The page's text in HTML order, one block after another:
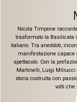
Carolina Rey firma
di vita, raccontando
scelte imposte dalla
esplora la forza dei
che alcune anime,
sempre.